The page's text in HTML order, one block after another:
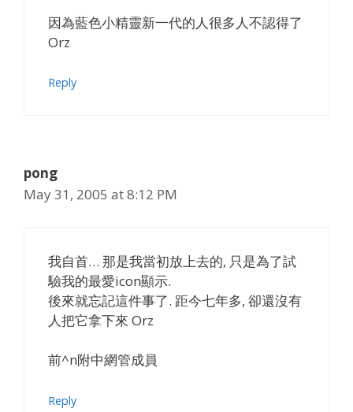
因為藍色小精靈新一代的人很多人不認得了
Orz
Reply
pong
May 31, 2005 at 8:12 PM
我自首… 那是我當初放上去的, 只是為了試
驗我的最愛icon顯示.
後來就忘記這件事了. 距今七年多, 卻還沒有
人把它拿下來 Orz
前^n附中網管成員
Reply